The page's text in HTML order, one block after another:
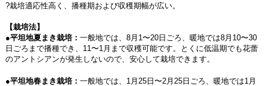
?栽培適応性高く、播種期および収穫期幅が広い。
【栽培法】
●平坦地夏まき栽培：一般地では、8月1〜20日ごろ、暖地では8月10〜30
日ごろまで播種でき、11〜1月まで収穫可能です。とくに低温期でも花蕾
のアントシアンが発生しないので、安心して栽培できます。
●平坦地春まき栽培：一般地では、1月25日〜2月25日ごろ、暖地では1月